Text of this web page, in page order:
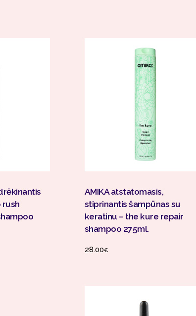
rush
AMIKA atstatomasis,
stiprinantis šampūnas su
keratinu – the kure repair
shampoo 275ml.
28.00€